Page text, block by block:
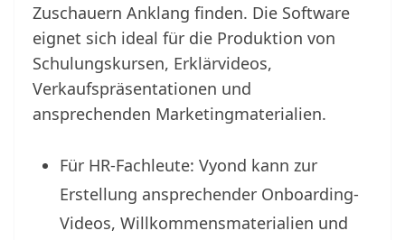
Zuschauern Anklang finden. Die Software
eignet sich ideal für die Produktion von
Schulungskursen, Erklärvideos,
Verkaufspräsentationen und
ansprechenden Marketingmaterialien.
Für HR-Fachleute: Vyond kann zur
Erstellung ansprechender Onboarding-
Videos, Willkommensmaterialien und